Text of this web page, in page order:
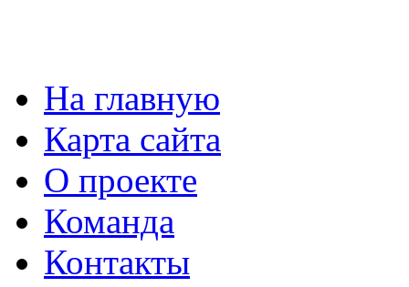
На главную
Карта сайта
О проекте
Команда
Контакты